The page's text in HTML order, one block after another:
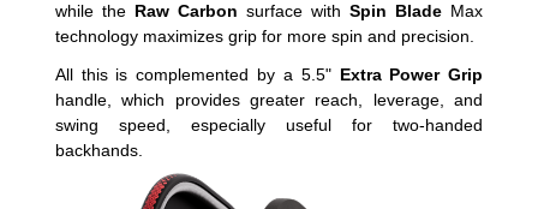
while the Raw Carbon surface withSpin Blade Max
technology maximizes grip for more spin and precision.
All this is complemented by a 5.5" Extra Power Grip
handle, which provides greater reach, leverage, and
swing speed, especially useful for two-handed
backhands.